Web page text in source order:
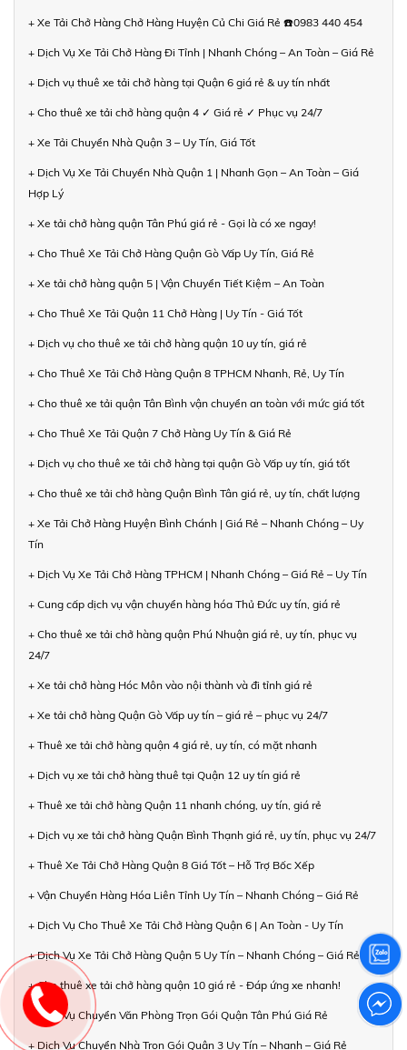
+ Xe Tải Chở Hàng Chở Hàng Huyện Củ Chi Giá Rẻ ☎️0983 440 454
+ Dịch Vụ Xe Tải Chở Hàng Đi Tỉnh | Nhanh Chóng – An Toàn – Giá Rẻ
+ Dịch vụ thuê xe tải chở hàng tại Quận 6 giá rẻ & uy tín nhất
+ Cho thuê xe tải chở hàng quận 4 ✓ Giá rẻ ✓ Phục vụ 24/7
+ Xe Tải Chuyển Nhà Quận 3 – Uy Tín, Giá Tốt
+ Dịch Vụ Xe Tải Chuyển Nhà Quận 1 | Nhanh Gọn – An Toàn – Giá
Hợp Lý
+ Xe tải chở hàng quận Tân Phú giá rẻ - Gọi là có xe ngay!
+ Cho Thuê Xe Tải Chở Hàng Quận Gò Vấp Uy Tín, Giá Rẻ
+ Xe tải chở hàng quận 5 | Vận Chuyển Tiết Kiệm – An Toàn
+ Cho Thuê Xe Tải Quận 11 Chở Hàng | Uy Tín - Giá Tốt
+ Dịch vụ cho thuê xe tải chở hàng quận 10 uy tín, giá rẻ
+ Cho Thuê Xe Tải Chở Hàng Quận 8 TPHCM Nhanh, Rẻ, Uy Tín
+ Cho thuê xe tải quận Tân Bình vận chuyển an toàn với mức giá tốt
+ Cho Thuê Xe Tải Quận 7 Chở Hàng Uy Tín & Giá Rẻ
+ Dịch vụ cho thuê xe tải chở hàng tại quận Gò Vấp uy tín, giá tốt
+ Cho thuê xe tải chở hàng Quận Bình Tân giá rẻ, uy tín, chất lượng
+ Xe Tải Chở Hàng Huyện Bình Chánh | Giá Rẻ – Nhanh Chóng – Uy
Tín
+ Dịch Vụ Xe Tải Chở Hàng TPHCM | Nhanh Chóng – Giá Rẻ – Uy Tín
+ Cung cấp dịch vụ vận chuyển hàng hóa Thủ Đức uy tín, giá rẻ
+ Cho thuê xe tải chở hàng quận Phú Nhuận giá rẻ, uy tín, phục vụ
24/7
+ Xe tải chở hàng Hóc Môn vào nội thành và đi tỉnh giá rẻ
+ Xe tải chở hàng Quận Gò Vấp uy tín – giá rẻ – phục vụ 24/7
+ Thuê xe tải chở hàng quận 4 giá rẻ, uy tín, có mặt nhanh
+ Dịch vụ xe tải chở hàng thuê tại Quận 12 uy tín giá rẻ
+ Thuê xe tải chở hàng Quận 11 nhanh chóng, uy tín, giá rẻ
+ Dịch vụ xe tải chở hàng Quận Bình Thạnh giá rẻ, uy tín, phục vụ 24/7
+ Thuê Xe Tải Chở Hàng Quận 8 Giá Tốt – Hỗ Trợ Bốc Xếp
+ Vận Chuyển Hàng Hóa Liên Tỉnh Uy Tín – Nhanh Chóng – Giá Rẻ
+ Dịch Vụ Cho Thuê Xe Tải Chở Hàng Quận 6 | An Toàn - Uy Tín
+ Dịch Vụ Xe Tải Chở Hàng Quận 5 Uy Tín – Nhanh Chóng – Giá Rẻ
+ Cho thuê xe tải chở hàng quận 10 giá rẻ - Đáp ứng xe nhanh!
+ Dịch Vụ Chuyển Văn Phòng Trọn Gói Quận Tân Phú Giá Rẻ
+ Dịch Vụ Chuyển Nhà Trọn Gói Quận 3 Uy Tín – Nhanh – Giá Rẻ